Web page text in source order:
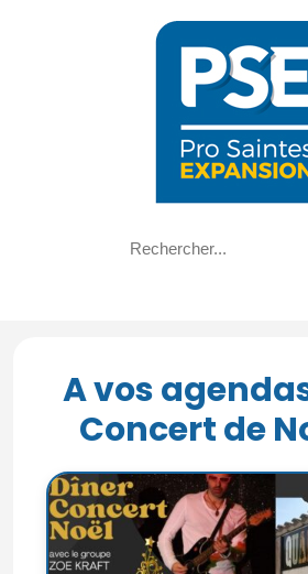
A vos
Concert de